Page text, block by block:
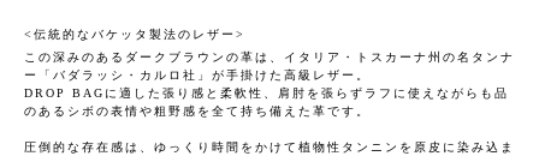
伝統的なバケッタ製法のレザー
この深みのあるダークブラウンの革は、イタリア・トスカーナ州の名タンナ
ー「バダラッシ・カルロ社」が手掛けた高級レザー。
DROP BAGに適した張り感と柔軟性、肩肘を張らずラフに使えながらも品
のあるシボの表情や粗野感を全て持ち備えた革です。
圧倒的な存在感は、ゆっくり時間をかけて植物性タンニンを原皮に染み込ま